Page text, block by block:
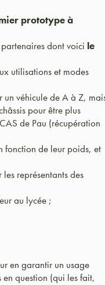
prototype à
dont voici le
utilisations et modes
un véhicule de A à Z,
pour être plus
de Pau (récupération
fonction de leur poids, et
représentants des
au lycée ;
en garantir un usage
question (qui les fait,